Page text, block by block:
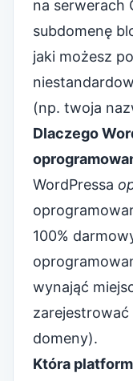
na serwerach
subdomenę
jaki możesz
(np. twoja
Dlaczego
WordPressa
100%
wynająć
domeny).
Która